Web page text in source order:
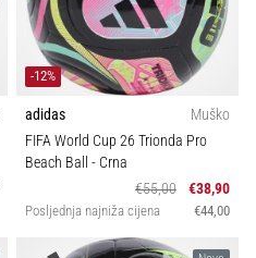
-12%
adidas
Muško
FIFA World Cup 26 Trionda Pro
Beach Ball - Crna
€55,00
€38,90
Posljednja najniža cijena €44,00